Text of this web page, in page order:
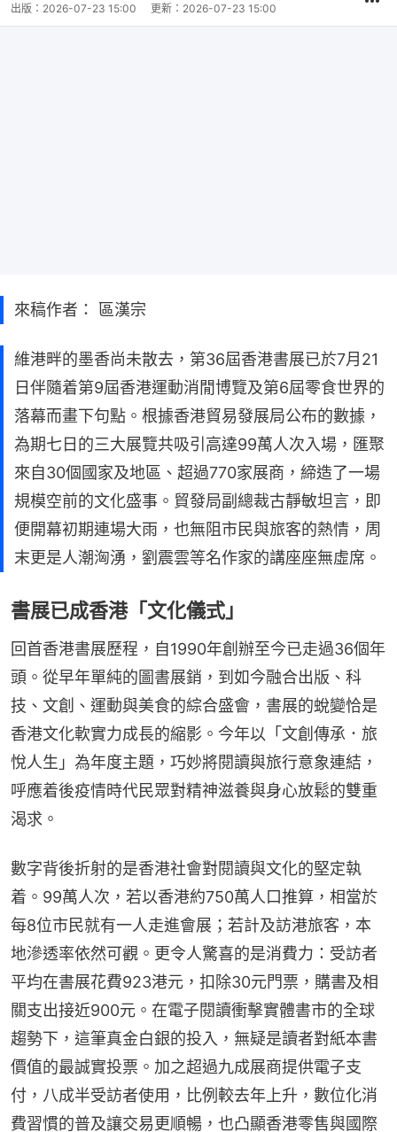
出版： 2026-07-23 15:00 更新： 2026-07-23 15:00
來稿作者： 區漢宗
維港畔的墨香尚未散去，第36屆香港書展已於7月21
日伴隨着第9屆香港運動消閒博覽及第6屆零食世界的
落幕而畫下句點。根據香港貿易發展局公布的數據，
為期七日的三大展覽共吸引高達99萬人次入場，匯聚
來自30個國家及地區、超過770家展商，締造了一場
規模空前的文化盛事。貿發局副總裁古靜敏坦言，即
便開幕初期連場大雨，也無阻市民與旅客的熱情，周
末更是人潮洶湧，劉震雲等名作家的講座座無虛席。
書展已成香港「文化儀式」
回首香港書展歷程，自1990年創辦至今已走過36個年
頭。從早年單純的圖書展銷，到如今融合出版、科
技、文創、運動與美食的綜合盛會，書展的蛻變恰是
香港文化軟實力成長的縮影。今年以「文創傳承．旅
悅人生」為年度主題，巧妙將閱讀與旅行意象連結，
呼應着後疫情時代民眾對精神滋養與身心放鬆的雙重
渴求。
數字背後折射的是香港社會對閱讀與文化的堅定執
着。99萬人次，若以香港約750萬人口推算，相當於
每8位市民就有一人走進會展；若計及訪港旅客，本
地滲透率依然可觀。更令人驚喜的是消費力：受訪者
平均在書展花費923港元，扣除30元門票，購書及相
關支出接近900元。在電子閱讀衝擊實體書市的全球
趨勢下，這筆真金白銀的投入，無疑是讀者對紙本書
價值的最誠實投票。加之超過九成展商提供電子支
付，八成半受訪者使用，比例較去年上升，數位化消
費習慣的普及讓交易更順暢，也凸顯香港零售與國際